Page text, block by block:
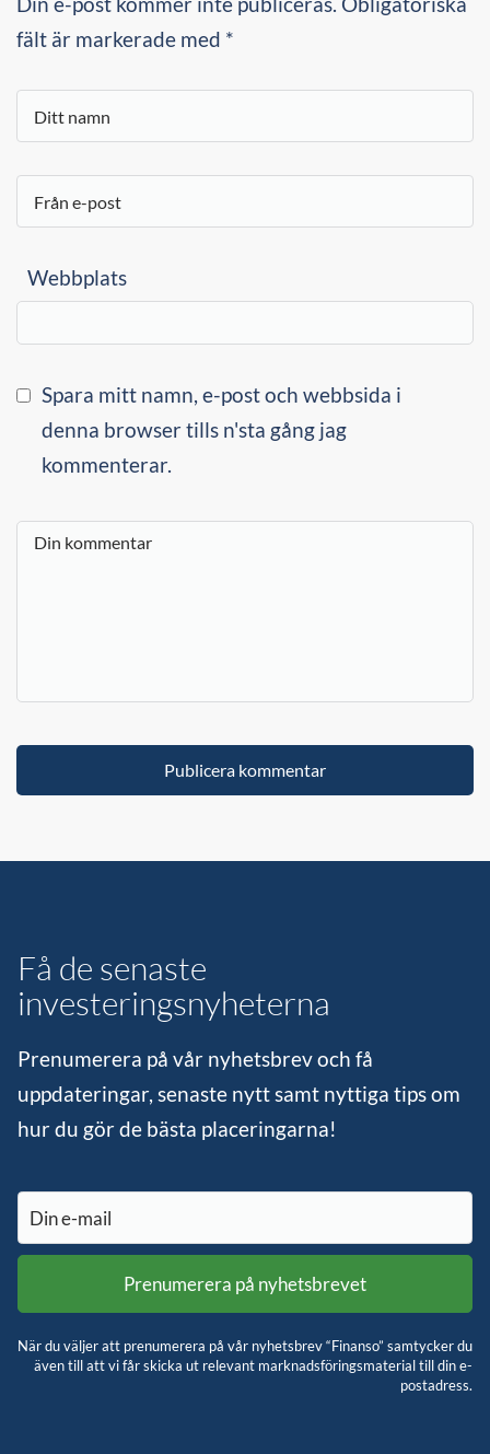
fält är markerade med *
Webbplats
Spara mitt namn, e-post och webbsida i
denna browser tills n'sta gång jag
kommenterar.
Få de senaste
investeringsnyheterna
Prenumerera på vår nyhetsbrev och få
uppdateringar, senaste nytt samt nyttiga tips om
hur du gör de bästa placeringarna!
När du väljer att prenumerera på vår nyhetsbrev “Finanso” samtycker du
även till att vi får skicka ut relevant marknadsföringsmaterial till din e-
postadress.